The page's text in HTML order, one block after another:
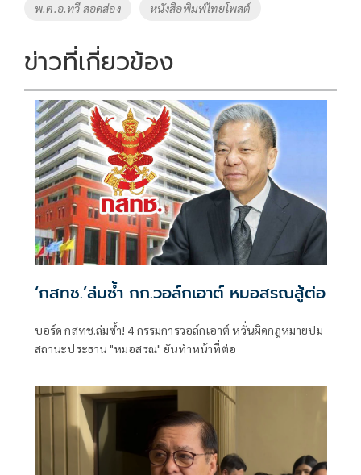
k k
Tags
พ.ต.อ.ทวี สอดส่อง หนังสือพิมพ์ไทยโพสต์
ข่าวที่เกี่ยวข้อง
‘กสทช.’ล่มซํ้า กก.วอล์กเอาต์ หมอสรณสู้ต่อ
บอร์ด กสทช.ล่มซ้ำ! 4 กรรมการวอล์กเอาต์ หวั่นผิดกฎหมายปม
สถานะประธาน "หมอสรณ" ยันทำหน้าที่ต่อ